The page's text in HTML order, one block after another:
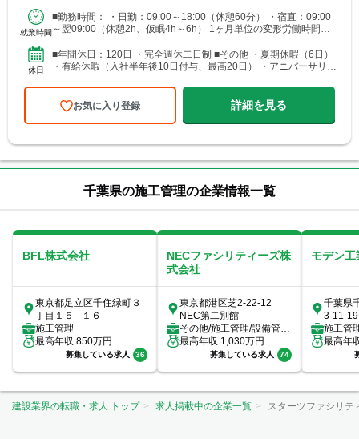
就業時間
■勤務時間： ・日勤：09:00～18:00（休憩60分） ・宿直：09:00
～翌09:00（休憩2h、仮眠4h～6h） 1ヶ月単位の変形労働時間制
休日
■年間休日：120日 ・完全週休二日制 ■その他 ・夏期休暇（6日）
・有給休暇（入社半年後10日付与、最高20日） ・アニバーサリー
お気に入り登録 詳細を見る
千葉県の施工管理の企業情報一覧
BFL株式会社
東京都足立区千住緑町３
丁目１５ - １６
施工管理
最高年収 850万円
募集している求人 36
NECファシリティーズ株
式会社
東京都港区芝2-22-12
NEC第二別館
その他/施工管理/設備管
理/ビルメンテナンス（ビ
ルメン）/...
最高年収 1,030万円
募集している求人 74
モデン
千葉県
3-11-19
施工管
最高年
建設業界の転職・求人 トップ 求人掲載中の企業一覧 スターツファシリテ